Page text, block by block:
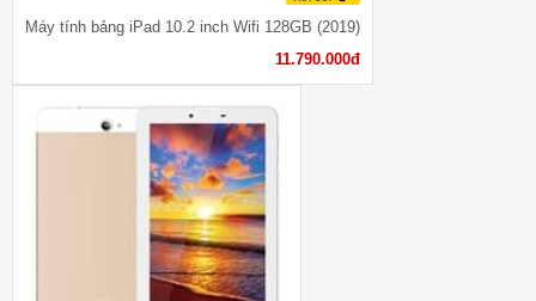
Máy tính bảng iPad 10.2 inch Wifi 128GB (2019)
11.790.000đ